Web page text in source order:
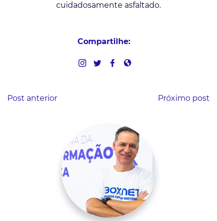
cuidadosamente asfaltado.
Compartilhe:
Post anterior Próximo post